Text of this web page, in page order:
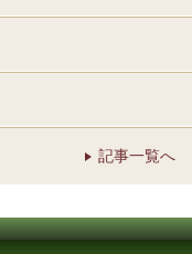
記事一覧へ